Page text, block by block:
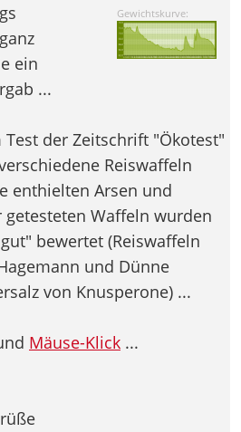
Gewichtskurve:
ein
...
der Zeitschrift "Ökotest"
Reiswaffeln
enthielten Arsen und
Waffeln wurden
bewertet (Reiswaffeln
und Dünne
von Knusperone) ...
Mäuse-Klick ...